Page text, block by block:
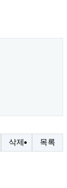
삭제 목록